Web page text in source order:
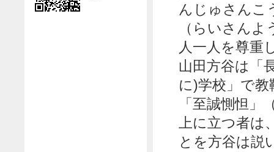
んじゅさんこ
（らいさん
人一人を尊重
山田方谷は「
に)学校」で
「至誠惻怛
上に立つ者
とを方谷は説